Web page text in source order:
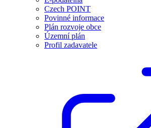
Czech POINT
Povinné informace
Plán rozvoje obce
Územní plán
Profil zadavatele